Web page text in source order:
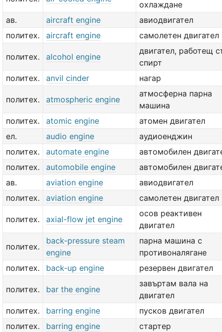
охлаждане
ав.
aircraft engine
авиодвигател
политех.
aircraft engine самолетен двигател
политех. alcohol engine
двигател, работещ
спирт
политех.
anvil cinder нагар
политех. atmospheric engine
атмосферна парна
машина
политех.
atomic engine
атомен двигател
ел.
audio engine
аудиоенджин
политех.
automate engine
автомобилен
политех.
automobile engine
автомобилен
ав.
aviation engine
авиодвигател
политех.
aviation engine самолетен двигател
политех. axial-flow jet engine
осов реактивен
двигател
политех.
back-pressure steam
engine
парна машина с
противоналягане
политех.
back-up engine резервен двигател
политех. bar the engine
завъртам вала на
двигател
политех.
barring engine
пусков двигател
политех.
barring engine стартер